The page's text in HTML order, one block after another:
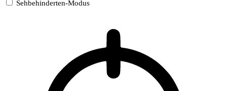
Sehbehinderten-Modus